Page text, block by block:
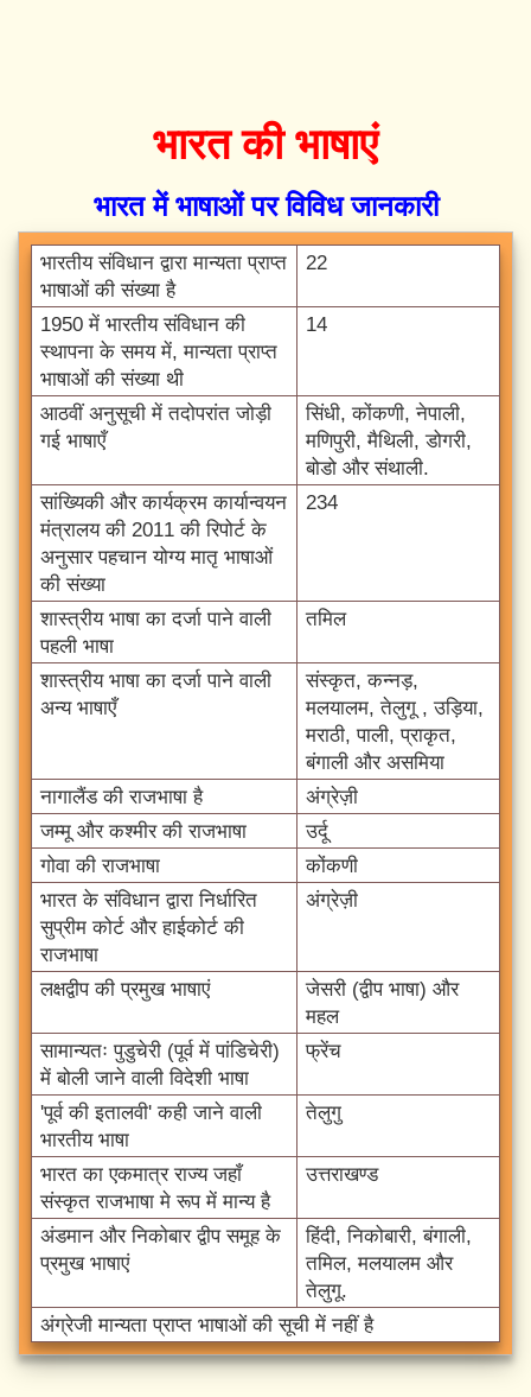
भारत की भाषाएं
भारत में भाषाओं पर विविध जानकारी
भारतीय संविधान द्वारा मान्यता प्राप्त
भाषाओं की संख्या है
22
1950 में भारतीय संविधान की
स्थापना के समय में, मान्यता प्राप्त
भाषाओं की संख्या थी
14
आठवीं अनुसूची में तदोपरांत जोड़ी
गई भाषाएँ
सिंधी, कोंकणी, नेपाली,
मणिपुरी, मैथिली, डोगरी,
बोडो और संथाली.
सांख्यिकी और कार्यक्रम कार्यान्वयन
मंत्रालय की 2011 की रिपोर्ट के
अनुसार पहचान योग्य मातृ भाषाओं
की संख्या
234
शास्त्रीय भाषा का दर्जा पाने वाली
पहली भाषा
तमिल
शास्त्रीय भाषा का दर्जा पाने वाली
अन्य भाषाएँ
संस्कृत, कन्नड़,
मलयालम, तेलुगू , उड़िया,
मराठी, पाली, प्राकृत,
बंगाली और असमिया
नागालैंड की राजभाषा है
अंग्रेज़ी
जम्मू और कश्मीर की राजभाषा
उर्दू
गोवा की राजभाषा
कोंकणी
भारत के संविधान द्वारा निर्धारित
सुप्रीम कोर्ट और हाईकोर्ट की
राजभाषा
अंग्रेज़ी
लक्षद्वीप की प्रमुख भाषाएं
जेसरी (द्वीप भाषा) और
महल
सामान्यतः पुडुचेरी (पूर्व में पांडिचेरी)
में बोली जाने वाली विदेशी भाषा
फ्रेंच
'पूर्व की इतालवी' कही जाने वाली
भारतीय भाषा
तेलुगु
भारत का एकमात्र राज्य जहाँ
संस्कृत राजभाषा मे रूप में मान्य है
उत्तराखण्ड
अंडमान और निकोबार द्वीप समूह के
प्रमुख भाषाएं
हिंदी, निकोबारी, बंगाली,
तमिल, मलयालम और
तेलुगू.
अंग्रेजी मान्यता प्राप्त भाषाओं की सूची में नहीं है